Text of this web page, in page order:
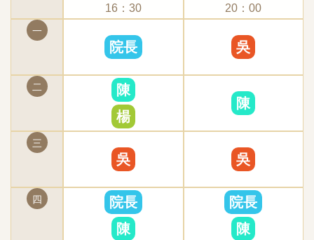
哈～但可以給大家看看我埋完MINT拉提線半邊臉的
樣子，立刻up上去欸超厲害的～～～原本鬆成波浪
狀的臉頰馬上緊實，好像修圖修到一半的樣子啊
XDDD結束後臉上會左右兩邊各有兩個小小的傷口，
醫生幫我貼上人工皮後，由助理人員協助準備冰敷袋
讓我邊冰敷邊休息冰敷後店長會跟我詳細說明後續回
去的居家護理方式，並交給我兩份相關的衛教資料…
手術剛剛結束後臉會非常非常的緊！不開口的時候完
全不會痛，但嘴巴會有一點點張不開的狀況出現，如
果硬要張開就會覺得痛了～～所以要笑開會有點勉
強，但離開前還是硬要拉陳院長跟我合照一
張:P======== 然後下面就是療程結束後的日常紀
錄 ========【埋線拉提當天：2022.6.27】當天回
小分子，可以依照不同部位去選擇適合的非動物性高
純度來源、穩定性高，舒適度高並且是韓國市佔第一
的韓系品牌全球60+國家上市！施打之前診所也會再
次跟你確認，要施打的品項及同意書跟醫師討論想填
補我的法令紋和頰凹，想看起來自然一點，不要給人
一種「有去醫美」的觀感，所以醫師推薦我可以先試
著用中、大分子，共2cc去自然填補！就算打完後覺
得不夠，再補劑量也可以，一步一步來比較快施打前
診所會先安排拍攝術前照，療程完再拍攝術後照，不
要說不想拍，有拍才能看出差別，而且他們家的機器
可以更清楚的拍下臉部細節，比起自己拍的更知道改
善了哪裡！接著醫師就會在你臉上作畫！？不是作
畫，是畫出施打部位能夠更精準定位！過程中醫師細
心溫柔，其實不太有特別的感覺，痛感也還好，都是
一
二
三
四
16：30
院長
陳
楊
吳
院長
陳
20：00
吳
陳
吳
院長
陳